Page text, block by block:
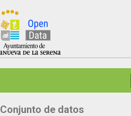
Conjunto de datos